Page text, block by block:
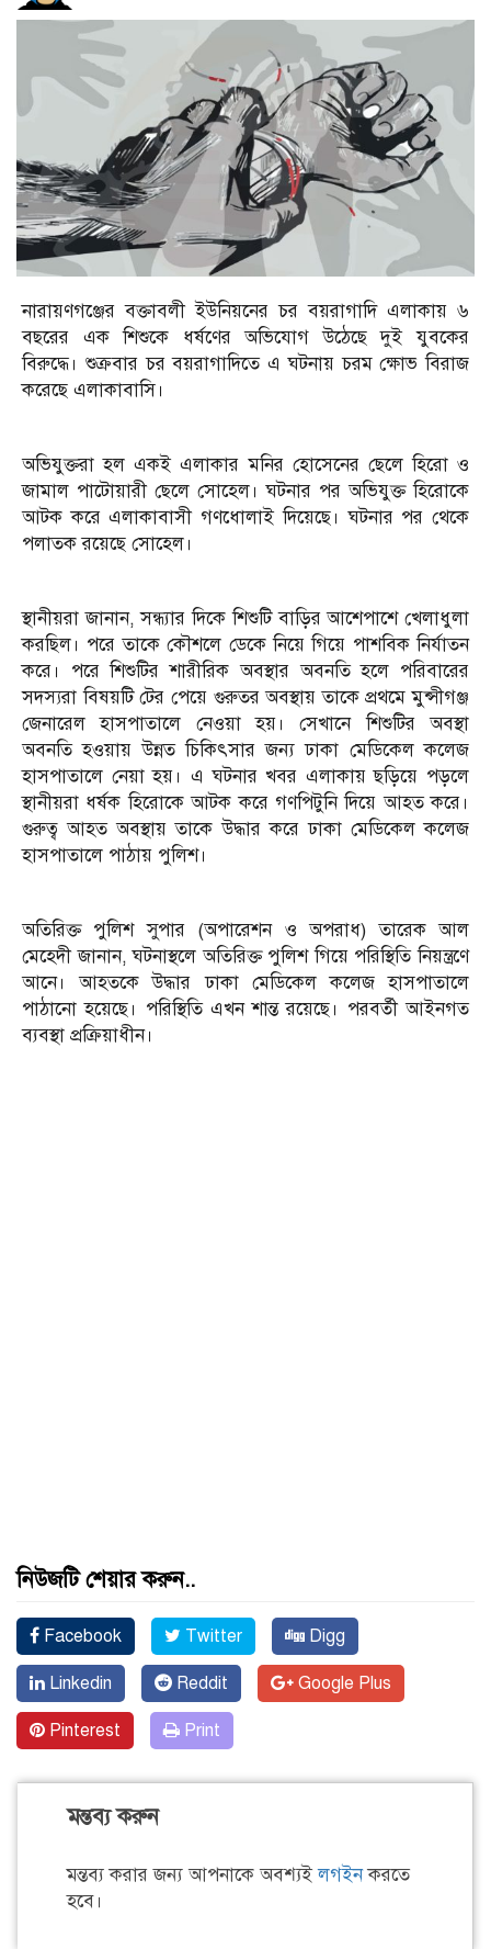
নারায়ণগঞ্জের বক্তাবলী ইউনিয়নের চর বয়রাগাদি এলাকায় ৬
বছরের এক শিশুকে ধর্ষণের অভিযোগ উঠেছে দুই যুবকের
বিরুদ্ধে। শুক্রবার চর বয়রাগাদিতে এ ঘটনায় চরম ক্ষোভ বিরাজ
করেছে এলাকাবাসি।
অভিযুক্তরা হল একই এলাকার মনির হোসেনের ছেলে হিরো ও
জামাল পাটোয়ারী ছেলে সোহেল। ঘটনার পর অভিযুক্ত হিরোকে
আটক করে এলাকাবাসী গণধোলাই দিয়েছে। ঘটনার পর থেকে
পলাতক রয়েছে সোহেল।
স্থানীয়রা জানান, সন্ধ্যার দিকে শিশুটি বাড়ির আশেপাশে খেলাধুলা
করছিল। পরে তাকে কৌশলে ডেকে নিয়ে গিয়ে পাশবিক নির্যাতন
করে। পরে শিশুটির শারীরিক অবস্থার অবনতি হলে পরিবারের
সদস্যরা বিষয়টি টের পেয়ে গুরুতর অবস্থায় তাকে প্রথমে মুন্সীগঞ্জ
জেনারেল হাসপাতালে নেওয়া হয়। সেখানে শিশুটির অবস্থা
অবনতি হওয়ায় উন্নত চিকিৎসার জন্য ঢাকা মেডিকেল কলেজ
হাসপাতালে নেয়া হয়। এ ঘটনার খবর এলাকায় ছড়িয়ে পড়লে
স্থানীয়রা ধর্ষক হিরোকে আটক করে গণপিটুনি দিয়ে আহত করে।
গুরুত্ব আহত অবস্থায় তাকে উদ্ধার করে ঢাকা মেডিকেল কলেজ
হাসপাতালে পাঠায় পুলিশ।
অতিরিক্ত পুলিশ সুপার (অপারেশন ও অপরাধ) তারেক আল
মেহেদী জানান, ঘটনাস্থলে অতিরিক্ত পুলিশ গিয়ে পরিস্থিতি নিয়ন্ত্রণে
আনে। আহতকে উদ্ধার ঢাকা মেডিকেল কলেজ হাসপাতালে
পাঠানো হয়েছে। পরিস্থিতি এখন শান্ত রয়েছে। পরবর্তী আইনগত
ব্যবস্থা প্রক্রিয়াধীন।
নিউজটি শেয়ার করুন..
Facebook Twitter Digg
Linkedin Reddit Google Plus
Pinterest Print
মন্তব্য করুন
মন্তব্য করার জন্য আপনাকে অবশ্যইলগইনকরতে
হবে।